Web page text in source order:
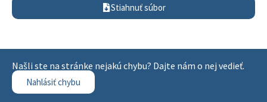
Stiahnuť súbor
Našli ste na stránke nejakú chybu? Dajte nám o nej vedieť.
Nahlásiť chybu